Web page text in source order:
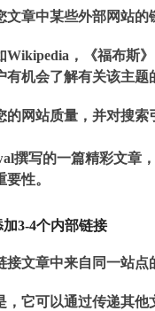
文章中某些外部网站的
Wikipedia，《福布斯
有机会了解有关该主题
的网站质量，并对搜索
撰写的一篇精彩文章
性。
3-4个内部链接
接文章中来自同一站点
，它可以通过传递其他